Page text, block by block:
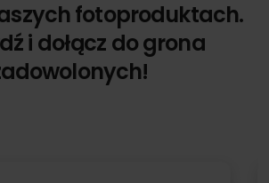
fotoproduktach.
i dołącz do grona